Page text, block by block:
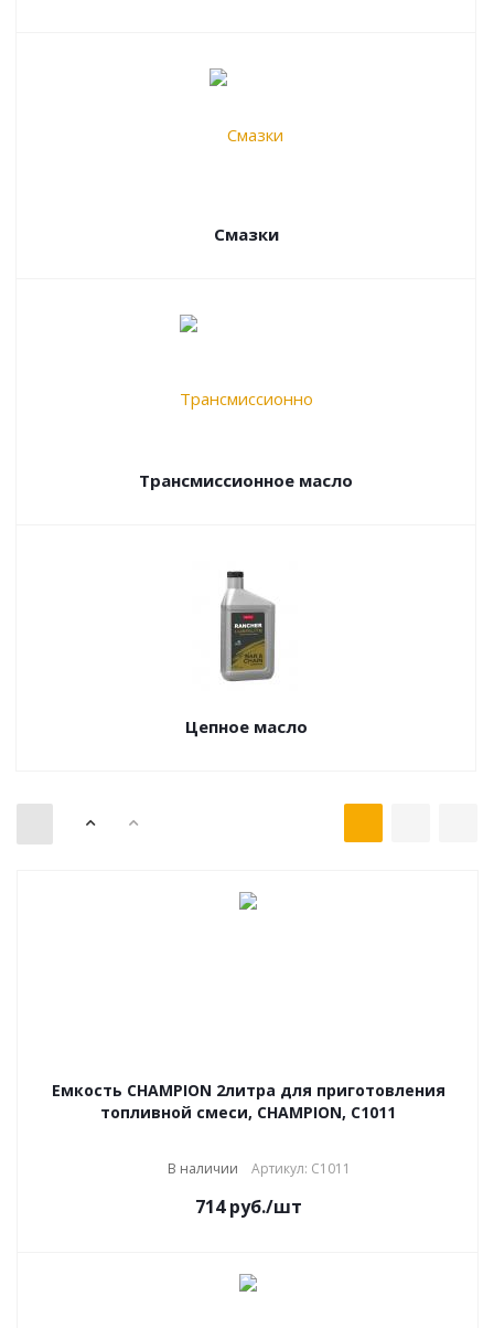
Смазки
Трансмиссионное масло
Цепное масло
Емкость CHAMPION 2литра для приготовления
топливной смеси, CHAMPION, C1011
В наличии Артикул: C1011
714руб./шт